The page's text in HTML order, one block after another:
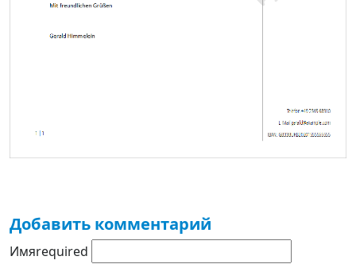
Добавить комментарий
Имяrequired